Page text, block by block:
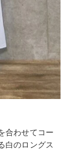
合わせてコー
白のロングス